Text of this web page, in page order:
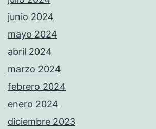
junio 2024
mayo 2024
abril 2024
marzo 2024
febrero 2024
enero 2024
diciembre 2023